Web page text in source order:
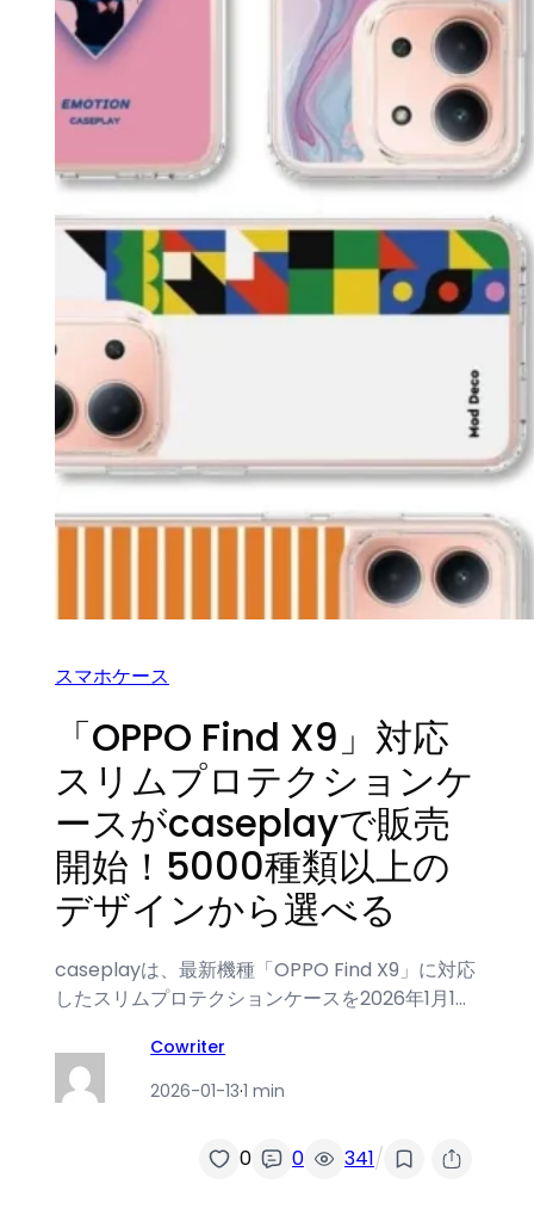
スマホケース
「OPPO Find X9」対応
スリムプロテクションケ
ースがcaseplayで販売
開始！5000種類以上の
デザインから選べる
caseplayは、最新機種「OPPO Find X9」に対応
したスリムプロテクションケースを2026年1月1…
Cowriter
2026-01-13·1 min
0 0 341/